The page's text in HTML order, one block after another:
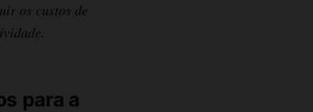
os custos de
para a